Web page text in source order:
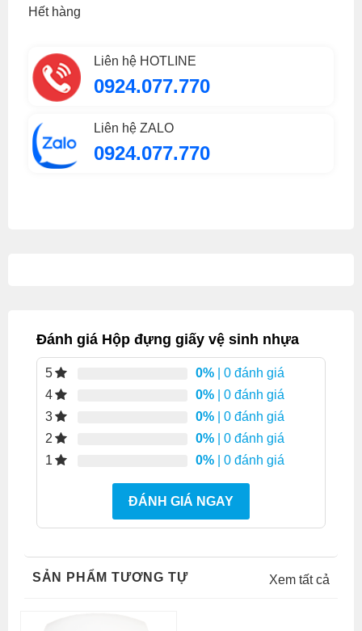
Hết hàng
Liên hệ HOTLINE
0924.077.770
Liên hệ ZALO
0924.077.770
Đánh giá Hộp đựng giấy vệ sinh nhựa
5 0% | 0 đánh giá
4
0% | 0 đánh giá
3
0% | 0 đánh giá
2
0% | 0 đánh giá
1
0% | 0 đánh giá
ĐÁNH GIÁ NGAY
SẢN PHẨM TƯƠNG TỰ Xem tất cả